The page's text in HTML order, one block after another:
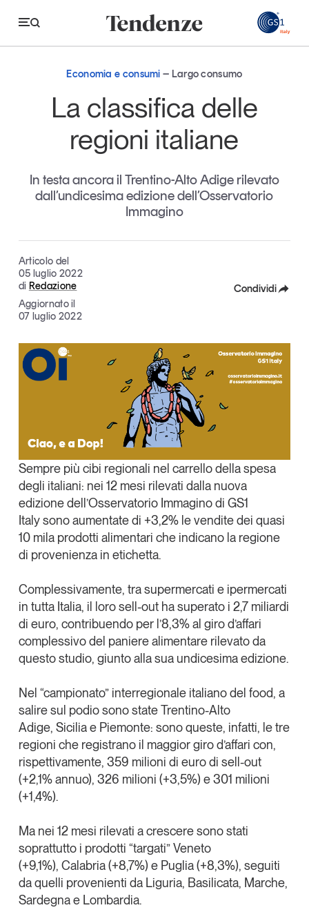
Tendenze
Economia e consumi
Innovazione
Logistica
Retail e brand
Grandi temi
Magazine
Articoli
Opinioni
Dossier
Il Numero
Comunicati stampa
Video
Podcast
Eventi e formazione
Tutti gli appuntamenti
Contatti
Tendenze Journal
La nostra newsletter nella tua email
Un anno di
Tendenze
Economia e consumi Largo consumo
La classifica delle
regioni italiane
In testa ancora il Trentino-Alto Adige rilevato
dall’undicesima edizione dell’Osservatorio
Immagino
Articolo del
05 luglio 2022
di Redazione
Aggiornato il
07 luglio 2022
Condividi
X
Linkedin
Sempre più cibi regionali nel carrello della spesa
degli italiani: nei 12 mesi rilevati dalla nuova
edizione dell’Osservatorio Immagino di GS1
Italysono aumentate di +3,2% le vendite dei quasi
10 mila prodotti alimentari che indicano la regione
di provenienza in etichetta.
Complessivamente, tra supermercati e ipermercati
in tutta Italia, il loro sell-out ha superato i 2,7 miliardi
di euro, contribuendo per l’8,3% al giro d’affari
complessivo del paniere alimentare rilevato da
questo studio, giunto alla sua undicesima edizione.
Nel “campionato” interregionale italiano del food, a
saliresul podiosono stateTrentino-Alto
Adige, Siciliae Piemonte: sono queste, infatti, le tre
regioni che registrano il maggior giro d’affari con,
rispettivamente, 359 milioni di euro di sell-out
(+2,1% annuo), 326 milioni (+3,5%) e 301 milioni
(+1,4%).
Ma nei 12 mesi rilevati a crescere sono stati
soprattutto i prodotti “targati”Veneto
(+9,1%), Calabria(+8,7%) e Puglia (+8,3%), seguiti
da quelli provenienti da Liguria, Basilicata, Marche,
Sardegna e Lombardia.